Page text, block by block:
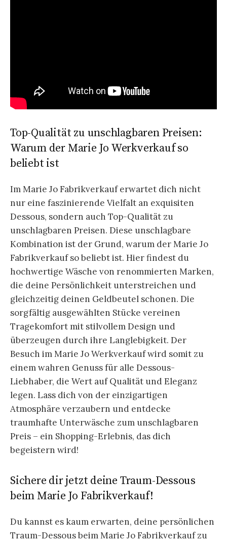
Top-Qualität zu unschlagbaren Preisen:
Warum der Marie Jo Werkverkauf so
beliebt ist
Im Marie Jo Fabrikverkauf erwartet dich nicht
nur eine faszinierende Vielfalt an exquisiten
Dessous, sondern auch Top-Qualität zu
unschlagbaren Preisen. Diese unschlagbare
Kombination ist der Grund, warum der Marie Jo
Fabrikverkauf so beliebt ist. Hier findest du
hochwertige Wäsche von renommierten Marken,
die deine Persönlichkeit unterstreichen und
gleichzeitig deinen Geldbeutel schonen. Die
sorgfältig ausgewählten Stücke vereinen
Tragekomfort mit stilvollem Design und
überzeugen durch ihre Langlebigkeit. Der
Besuch im Marie Jo Werkverkauf wird somit zu
einem wahren Genuss für alle Dessous-
Liebhaber, die Wert auf Qualität und Eleganz
legen. Lass dich von der einzigartigen
Atmosphäre verzaubern und entdecke
traumhafte Unterwäsche zum unschlagbaren
Preis – ein Shopping-Erlebnis, das dich
begeistern wird!
Sichere dir jetzt deine Traum-Dessous
beim Marie Jo Fabrikverkauf!
Du kannst es kaum erwarten, deine persönlichen
Traum-Dessous beim Marie Jo Fabrikverkauf zu